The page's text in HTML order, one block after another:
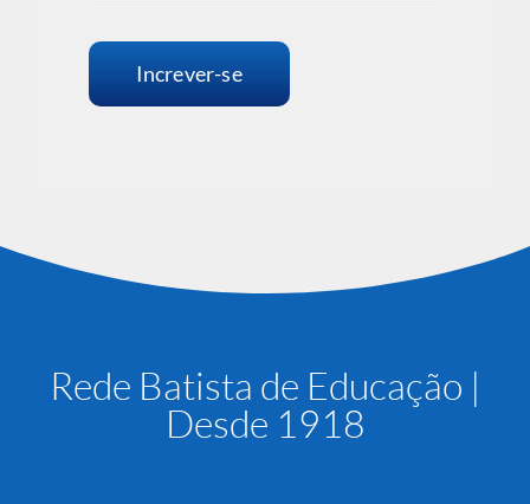
Increver-se
Rede Batista de Educação |
Desde 1918